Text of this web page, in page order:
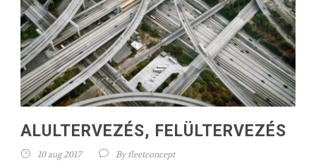
ALULTERVEZÉS, FELÜLTERVEZÉS
10 aug 2017 Byfleetconcept